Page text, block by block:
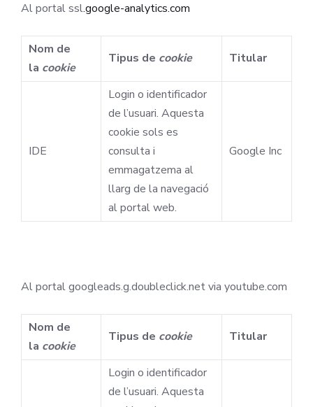
Al portal ssl.google-analytics.com
Nom de
la cookie
Tipus de cookie Titular
IDE
Login o identificador
de l’usuari. Aquesta
cookie sols es
consulta i
emmagatzema al
llarg de la navegació
al portal web.
Google Inc
Al portal googleads.g.doubleclick.net via youtube.com
Nom de
la cookie
Tipus de cookie Titular
Login o identificador
de l’usuari. Aquesta